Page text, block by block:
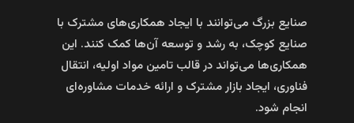
صنایع بزرگ می‌توانند با ایجاد همکاری‌های مشترک با
صنایع کوچک، به رشد و توسعه آن‌ها کمک کنند. این
همکاری‌ها می‌تواند در قالب تامین مواد اولیه، انتقال
فناوری، ایجاد بازار مشترک و ارائه خدمات مشاوره‌ای
انجام شود.